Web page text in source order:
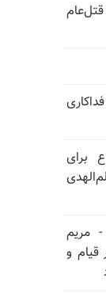
برای
- مریم
قیام و